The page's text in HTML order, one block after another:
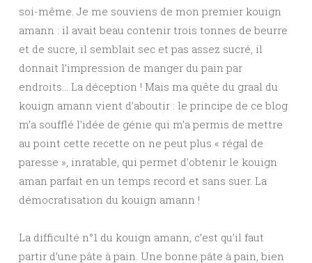
soi-même. Je me souviens de mon premier kouign
amann : il avait beau contenir trois tonnes de beurre
et de sucre, il semblait sec et pas assez sucré, il
donnait l’impression de manger du pain par
endroits… La déception ! Mais ma quête du graal du
kouign amann vient d’aboutir : le principe de ce blog
m’a soufflé l’idée de génie qui m’a permis de mettre
au point cette recette on ne peut plus « régal de
paresse », inratable, qui permet d’obtenir le kouign
aman parfait en un temps record et sans suer. La
démocratisation du kouign amann !
La difficulté n°1 du kouign amann, c’est qu’il faut
partir d’une pâte à pain. Une bonne pâte à pain, bien